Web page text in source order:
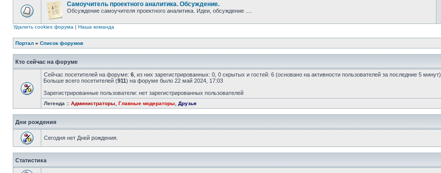
Самоучитель проектного аналитика. Обсуждение.
Обсуждение самоучителя проектного аналитика. Идеи, обсуждение ....
Удалить cookies форума | Наша команда
Портал » Список форумов
Кто сейчас на форуме
Сейчас посетителей на форуме: 6 , из них зарегистрированных: 0, 0 скрытых и гостей: 6 (основано на активности пользователей за последние 5 минут)
Больше всего посетителей (911) на форуме было 22 май 2024, 17:03
Зарегистрированные пользователи: нет зарегистрированных пользователей
Легенда :: Администраторы Главные модераторы Друзья
Дни рождения
Сегодня нет Дней рождения.
Статистика